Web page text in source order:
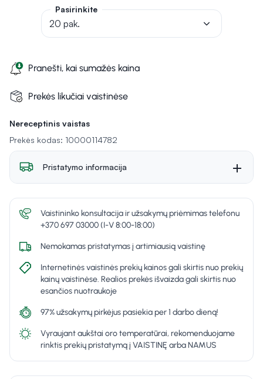
Nereceptinis vaistas
Prekės kodas: 10000114782
Pranešti, kai sumažės kaina
Prekės likučiai vaistinėse
Pasirinkite
20 pak.
Pristatymo informacija
Vaistininko konsultacija ir užsakymų priėmimas telefonu
+370 697 03000 (I-V 8:00-18:00)
Nemokamas pristatymas į artimiausią vaistinę
Internetinės vaistinės prekių kainos gali skirtis nuo prekių
kainų vaistinėse. Realios prekės išvaizda gali skirtis nuo
esančios nuotraukoje
97% užsakymų pirkėjus pasiekia per 1 darbo dieną!
Vyraujant aukštai oro temperatūrai, rekomenduojame
rinktis prekių pristatymą į VAISTINĘ arba NAMUS